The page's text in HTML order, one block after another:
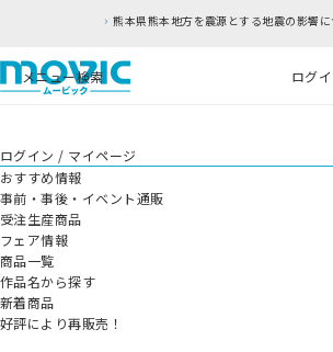
熊本県熊本地方を震源とする地震の影響
メニュー検索 ログ
ログイン / マイページ
おすすめ情報
事前・事後・イベント通販
受注生産商品
フェア情報
商品一覧
作品名から探す
新着商品
好評により再販売！